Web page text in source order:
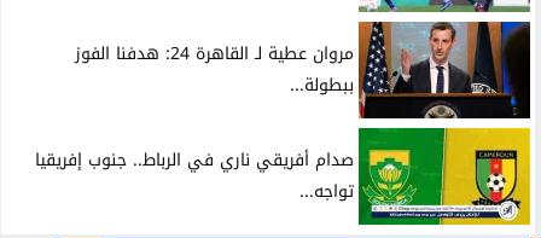
مروان عطية لـ القاهرة 24: هدفنا الفوز
ببطولة...
صدام أفريقي ناري في الرباط.. جنوب إفريقيا
تواجه...